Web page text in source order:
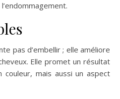
pas d’embellir ; elle améliore
Elle promet un résultat
couleur, mais aussi un aspect